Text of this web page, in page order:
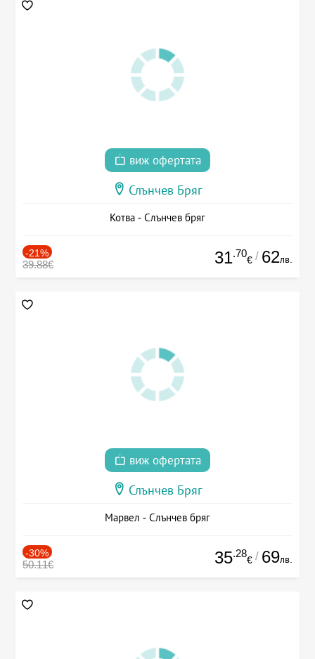
виж офертата
Слънчев Бряг
Котва - Слънчев бряг
-21%
39.88€ 31.70
€ / 62лв.
виж офертата
Слънчев Бряг
Марвел - Слънчев бряг
-30%
50.11€ 35.28
€ / 69лв.